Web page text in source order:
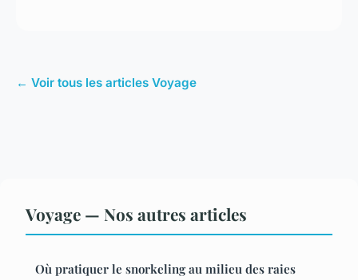
← Voir tous les articles Voyage
Voyage — Nos autres articles
Où pratiquer le snorkeling au milieu des raies